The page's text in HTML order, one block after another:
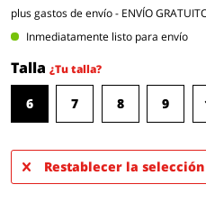
plus gastos de envío- ENVÍO
Inmediatamente listo para envío
Talla ¿Tu talla?
6 7 8 9
Restablecer la selección